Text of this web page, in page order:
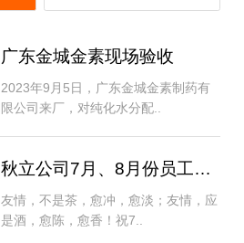
广东金城金素现场验收
2023年9月5日，广东金城金素制药有
限公司来厂，对纯化水分配..
秋立公司7月、8月份员工生日会
友情，不是茶，愈冲，愈淡；友情，应
是酒，愈陈，愈香！祝7..